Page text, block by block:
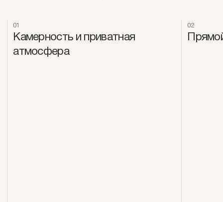
01
Камерность и приватная
атмосфера
02